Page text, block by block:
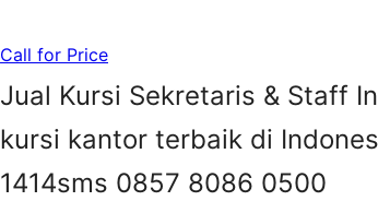
Call for Price
Jual Kursi Sekretaris & Staff
kursi kantor terbaik di
1414sms 0857 8086 0500